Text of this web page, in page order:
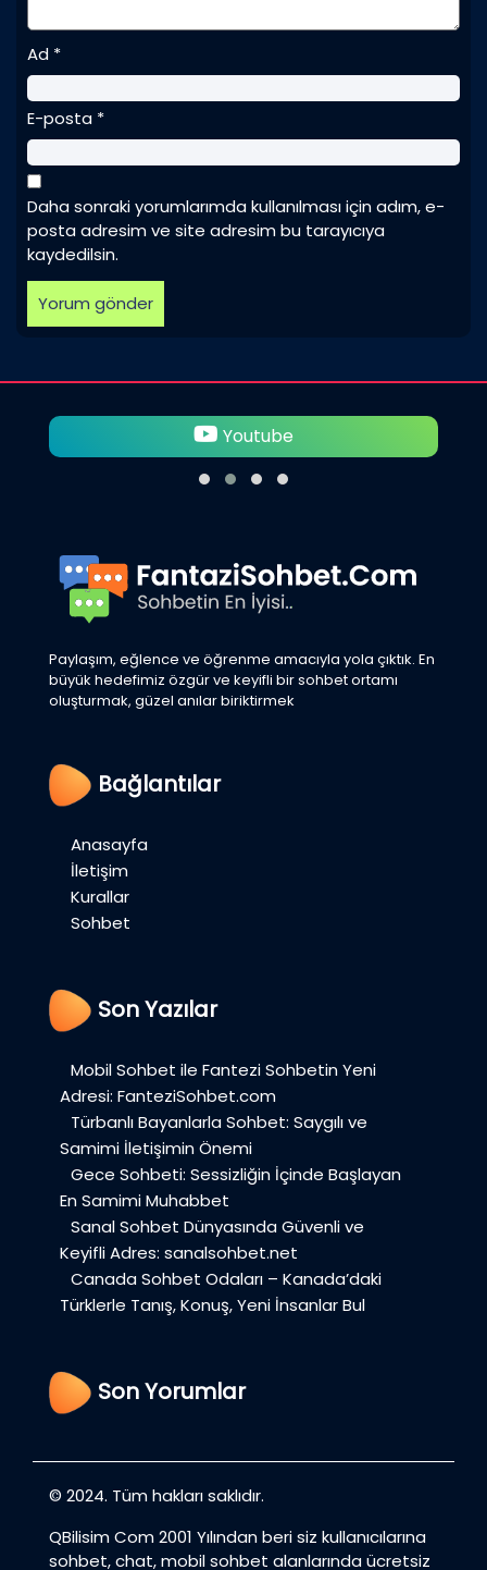
Ad *
E-posta *
Daha sonraki yorumlarımda kullanılması için adım, e-
posta adresim ve site adresim bu tarayıcıya
kaydedilsin.
Youtube
Paylaşım, eğlence ve öğrenme amacıyla yola çıktık. En
büyük hedefimiz özgür ve keyifli bir sohbet ortamı
oluşturmak, güzel anılar biriktirmek
Bağlantılar
Anasayfa
İletişim
Kurallar
Sohbet
Son Yazılar
Mobil Sohbet ile Fantezi Sohbetin Yeni
Adresi: FanteziSohbet.com
Türbanlı Bayanlarla Sohbet: Saygılı ve
Samimi İletişimin Önemi
Gece Sohbeti: Sessizliğin İçinde Başlayan
En Samimi Muhabbet
Sanal Sohbet Dünyasında Güvenli ve
Keyifli Adres: sanalsohbet.net
Canada Sohbet Odaları – Kanada’daki
Türklerle Tanış, Konuş, Yeni İnsanlar Bul
Son Yorumlar
© 2024. Tüm hakları saklıdır.
QBilisim Com 2001 Yılından beri siz kullanıcılarına
sohbet, chat, mobil sohbet alanlarında ücretsiz